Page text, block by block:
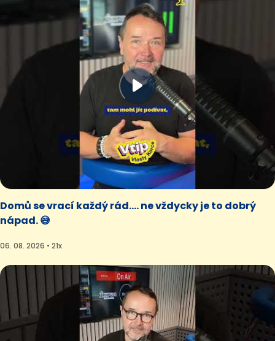
Domů se vrací každý rád.... ne vždycky je to dobrý
nápad. 😅
06. 08. 2026 • 21x